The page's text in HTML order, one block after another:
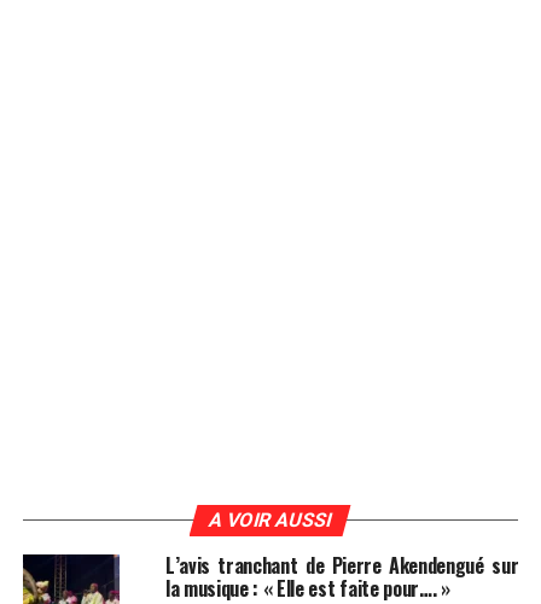
A VOIR AUSSI
L’avis tranchant de Pierre Akendengué sur
la musique : « Elle est faite pour…. »